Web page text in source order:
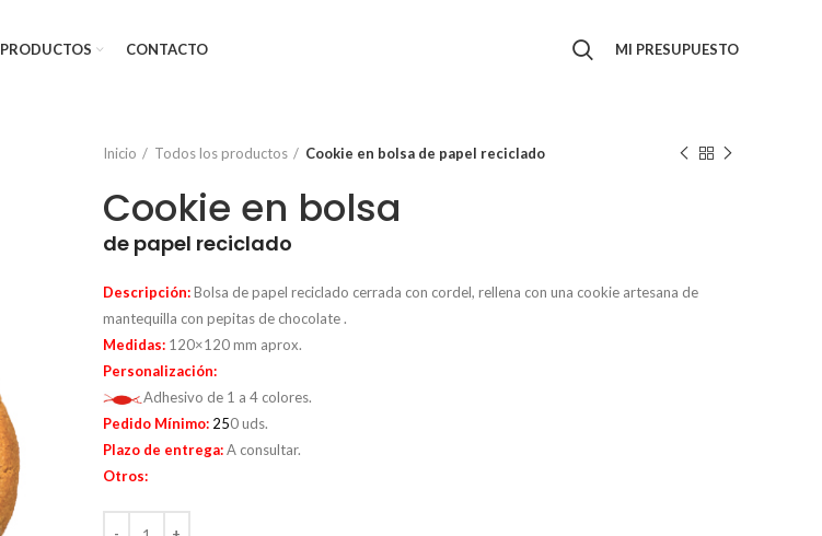
PRODUCTOS CONTACTO MI PRESUPUESTO
Inicio Todos los productos Cookie en bolsa de papel reciclado
Cookie en bolsa
de papel reciclado
Descripción:Bolsa de papel reciclado cerrada con cordel, rellena con una cookie artesana de
mantequilla con pepitas de chocolate .
Medidas: 120×120 mm aprox.
Personalización:
Adhesivo de 1 a 4 colores.
Pedido Mínimo: 250 uds.
Plazo de entrega:A consultar.
Otros: